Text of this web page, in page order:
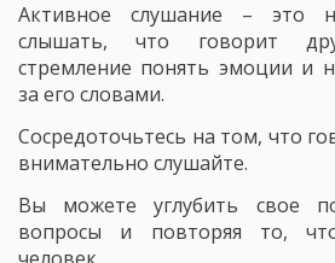
Активное слушание – это
слышать, что говорит
стремление понять эмоции и
за его словами.
Сосредоточьтесь на том, что
внимательно слушайте.
Вы можете углубить свое
вопросы и повторяя то,